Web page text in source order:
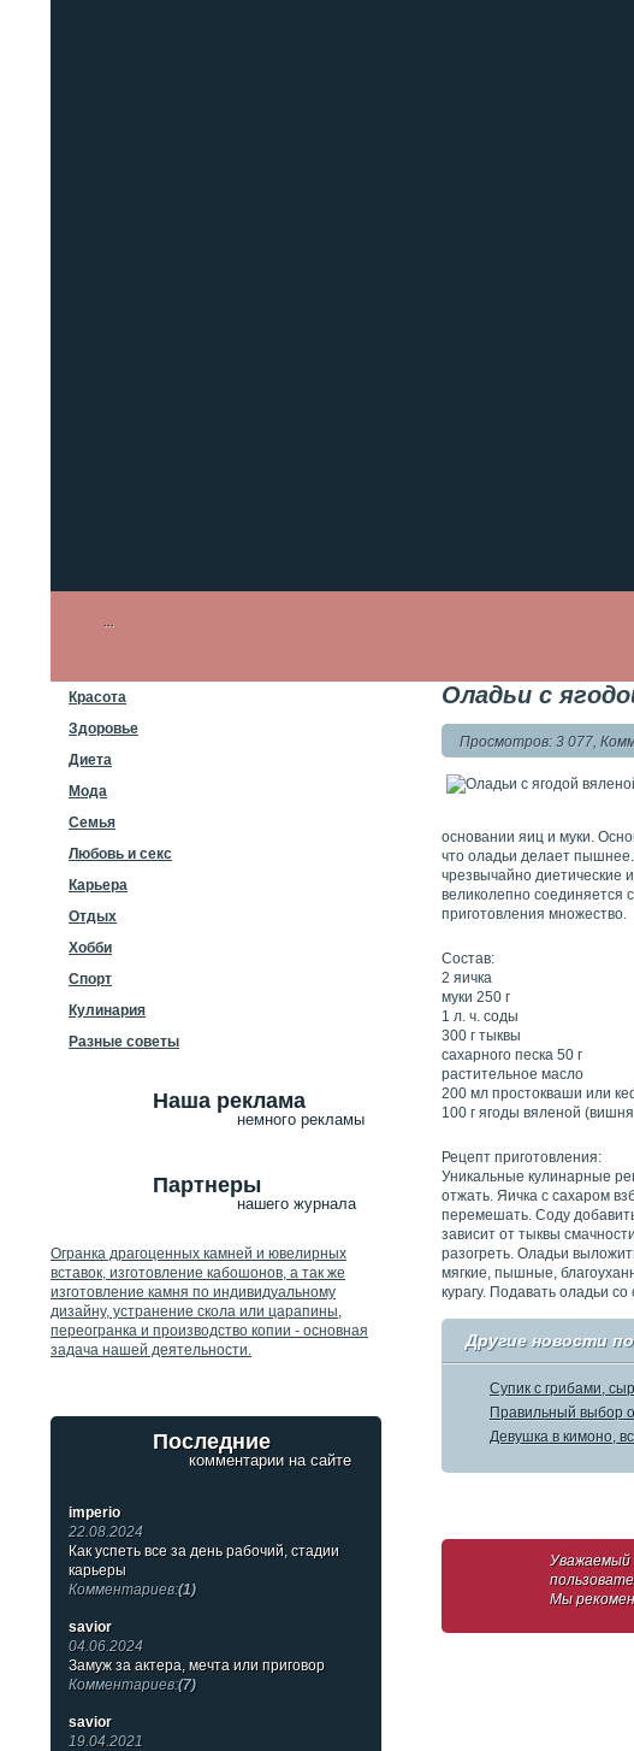
Оладьи с
Просмотров: 3 077,
основании яиц и муки.
что оладьи делает пышнее.
чрезвычайно диетические
великолепно соединяется
приготовления множество.
Состав:
2 яичка
муки 250 г
1 л. ч. соды
300 г тыквы
сахарного песка 50 г
растительное масло
200 мл простокваши или
100 г ягоды вяленой
Рецепт приготовления:
Уникальные кулинарные
отжать. Яичка с сахаром
перемешать. Соду
зависит от тыквы
разогреть. Оладьи
мягкие, пышные,
курагу. Подавать оладьи
Другие новости
Супик с грибами,
Правильный выбор
Девушка в кимоно,
Уважаемый
Мы
Красота
Здоровье
Диета
Мода
Семья
Любовь и секс
Карьера
Отдых
Хобби
Спорт
Кулинария
Разные советы
Наша реклама
немного рекламы
Партнеры
нашего журнала
Огранка драгоценных камней и ювелирных
вставок, изготовление кабошонов, а так же
изготовление камня по индивидуальному
дизайну, устранение скола или царапины,
переогранка и производство копии - основная
задача нашей деятельности.
Последние
комментарии на сайте
imperio
22.08.2024
Как успеть все за день рабочий, стадии
карьеры
Комментариев:(1)
savior
04.06.2024
Замуж за актера, мечта или приговор
Комментариев:(7)
savior
19.04.2021